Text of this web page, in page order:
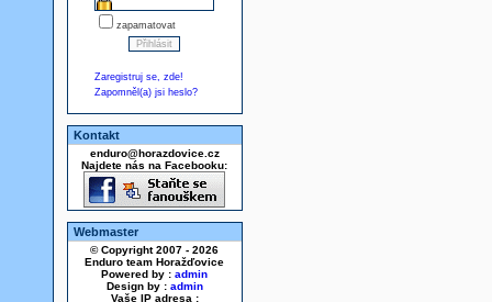
zapamatovat
Zaregistruj se, zde!
Zapomněl(a) jsi heslo?
Kontakt
enduro@horazdovice.cz
Najdete nás na Facebooku:
Webmaster
© Copyright 2007 - 2026
Enduro team Horažďovice
Powered by : admin
Design by : admin
Vaše IP adresa :